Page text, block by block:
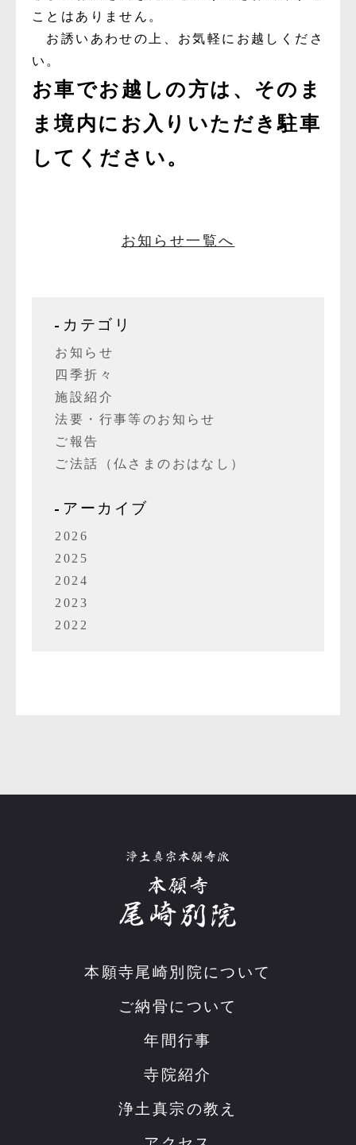
ことはありません。
お誘いあわせの上、お気軽にお越しくださ
い。
お車でお越しの方は、そのま
ま境内にお入りいただき駐車
してください。
お知らせ一覧へ
カテゴリ
お知らせ
四季折々
施設紹介
法要・行事等のお知らせ
ご報告
ご法話（仏さまのおはなし）
アーカイブ
2026
2025
2024
2023
2022
本願寺尾崎別院について
ご納骨について
年間行事
寺院紹介
浄土真宗の教え